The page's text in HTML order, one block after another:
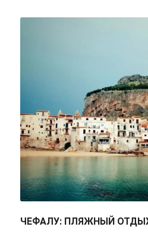
ЧЕФАЛУ: ПЛЯЖНЫЙ